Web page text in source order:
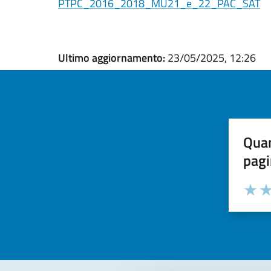
PTPC_2016_2018_MU21_e_22_PAC_SAT
Ultimo aggiornamento:23/05/2025, 12:26
Valuta